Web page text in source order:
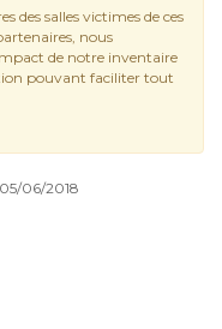
des salles victimes de ces
nous
de notre inventaire
pouvant faciliter tout
06/2018